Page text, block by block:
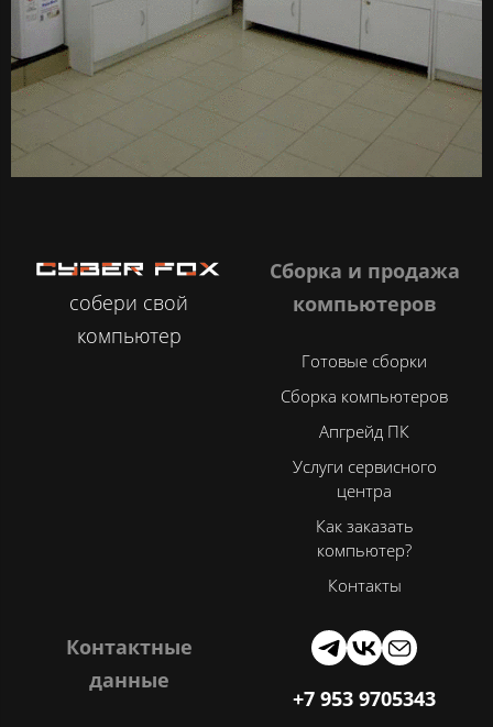
собери свой
компьютер
Сборка и продажа
компьютеров
Готовые сборки
Сборка компьютеров
Апгрейд ПК
Услуги сервисного
центра
Как заказать
компьютер?
Контакты
Контактные
данные
+7 953 9705343